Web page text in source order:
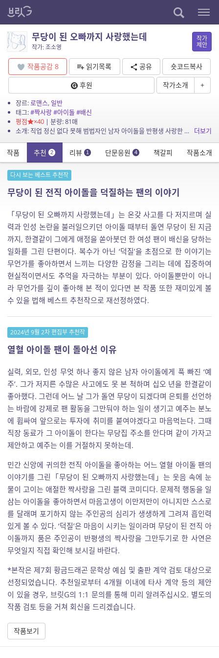
무당이 된 오빠까지 사랑했는데
작가: 조소영
작가
제안
작품공감 8 읽기목록 공유
숏코드복사
후원
작가소개 +
장르:로맨스, 일반
태그:#짝사랑#아이돌#배신
평점
×40| 분량: 81매
소개: 직업 정신 없다 못해 범법자인 남자 아이돌을 반평생 사랑한 여자가 끝끝내 배신당하면 어떻게 되는지 아십니까?
더보기
작품 추천 2 리뷰 1 단문응원 4 책갈피 작품소개
다시 보는 베스트 추천작
무당이 된 전직 아이돌을 덕질하는 팬의 이야기
「무당이 된 오빠까지 사랑했는데」는 온갖 사고를 다 저지르며 실
력과 인성 논란을 불러일으키던 아이돌 때부터 돌연 무당이 된 지금
까지, 한결같이 그에게 애정을 쏟아붓던 한 여성 팬이 배신을 당하는
일화를 그린 단편이다. 복수가 아닌 ‘덕질’을 초점으로 한 이야기는
무언가를 좋아하면서 느끼는 다양한 감정을 그리는 데에 집중하여
현실적이면서도 추억을 자극하는 부분이 있다. 아이돌뿐만이 아니
라 무언가를 깊이 좋아해 본 적이 있다면 본 작품 또한 재미있게 볼
수 있을 법해 베스트 추천작으로 재선정하였다.
2024년 9월 2차 편집부 추천작
열혈 아이돌 팬이 돌아선 이유
실력, 외모, 인성 무엇 하나 좋지 않은 남자 아이돌에게 푹 빠진 ‘예
주’. 그가 저지른 수많은 사고에도 못 본 척하며 십오 년을 한결같이
좋아했다. 그런데 어느 날 그가 돌연 무당이 되겠다며 은퇴를 선언하
는 바람에 강제로 팬 활동을 그만둬야 하는 일이 생기고 예주는 분노
에 휩싸여 앞으로는 투자에 취미를 붙여야겠다고 마음먹는다. 그때
직장 동료가 그 아이돌이 한다는 무당집 주소를 안다며 같이 가자고
제안하고 예주는 이를 거절하지 못하는데.
민간 신앙에 귀의한 전직 아이돌을 좋아하는 어느 열혈 아이돌 팬의
이야기를 그린「무당이 된 오빠까지 사랑했는데」는 웃음 속에 눈
물이 고이는 애절한 짝사랑을 그린 블랙 코미디다. 문제적 행동을 일
삼는 아이돌을 좋아하면서 마음고생이 이만저만이 아니지만 스스로
를 달래며 포기하지 않는 주인공의 심리가 생생하게 그려져 흡인력
있게 볼 수 있다. ‘덕질’은 마음이 시키는 일이라며 무당이 된 전직 아
이돌까지 품은 주인공이 반평생의 짝사랑을 그만두기로 한 사연은
무엇일지 직접 확인해 보시길 바란다.
*본작은 제7회 황금드래곤 문학상 예심 및 출판 계약 검토 대상으로
선정되었습니다. 추천일로부터 4개월 이내에 타사 계약 등의 제안
이 있을 경우, 브릿G의 1:1 문의를 통해 미리 알려주십시오. 별도의
작품 검토 등을 거쳐 회신을 드리겠습니다.
작품보기